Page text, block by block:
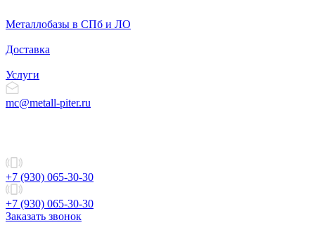
Металлобазы в СПб и ЛО
Доставка
Услуги
mc@metall-piter.ru
+7 (930) 065-30-30
+7 (930) 065-30-30
Заказать звонок